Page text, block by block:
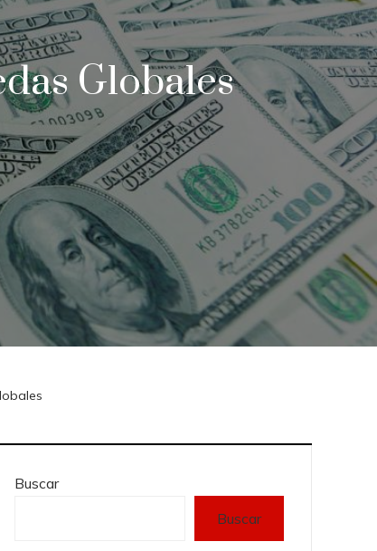
Globales
Buscar
Buscar